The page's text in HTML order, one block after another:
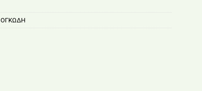
ΟΓΚΩΔΗ